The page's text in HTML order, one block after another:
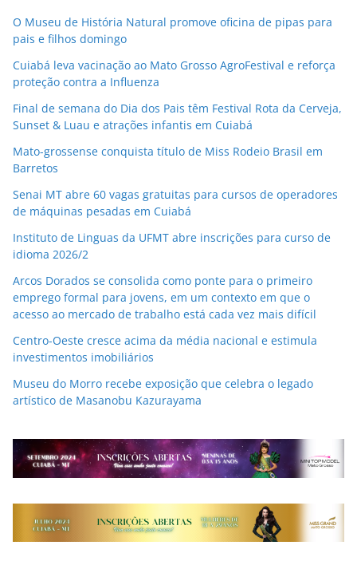
O Museu de História Natural promove oficina de pipas para
pais e filhos domingo
Cuiabá leva vacinação ao Mato Grosso AgroFestival e reforça
proteção contra a Influenza
Final de semana do Dia dos Pais têm Festival Rota da Cerveja,
Sunset & Luau e atrações infantis em Cuiabá
Mato-grossense conquista título de Miss Rodeio Brasil em
Barretos
Senai MT abre 60 vagas gratuitas para cursos de operadores
de máquinas pesadas em Cuiabá
Instituto de Linguas da UFMT abre inscrições para curso de
idioma 2026/2
Arcos Dorados se consolida como ponte para o primeiro
emprego formal para jovens, em um contexto em que o
acesso ao mercado de trabalho está cada vez mais difícil
Centro-Oeste cresce acima da média nacional e estimula
investimentos imobiliários
Museu do Morro recebe exposição que celebra o legado
artístico de Masanobu Kazurayama